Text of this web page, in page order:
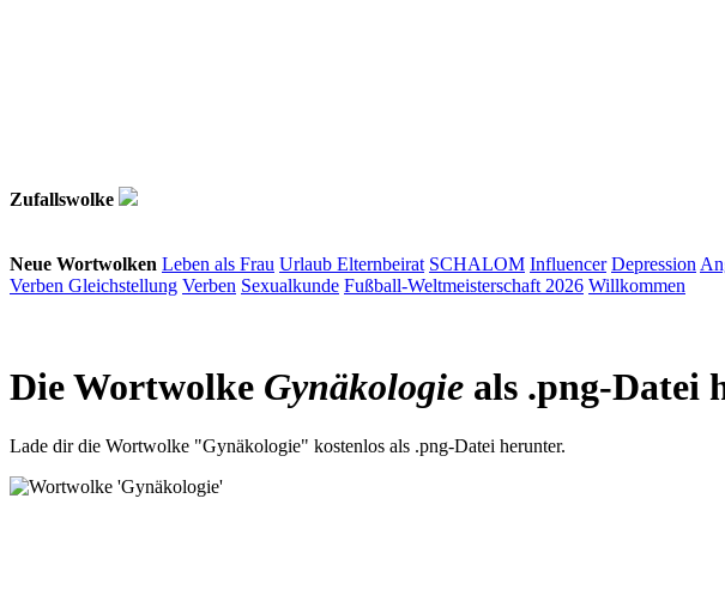
Zufallswolke
Neue Wortwolken Leben als Frau Urlaub Elternbeirat SCHALOM Influencer Depression
Verben Gleichstellung Verben Sexualkunde Fußball-Weltmeisterschaft 2026 Willkommen
Die Wortwolke Gynäkologie als .png-Datei
Lade dir die Wortwolke "Gynäkologie" kostenlos als .png-Datei herunter.